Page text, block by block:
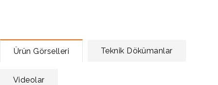
Ürün Görselleri Teknik Dökümanlar
Videolar